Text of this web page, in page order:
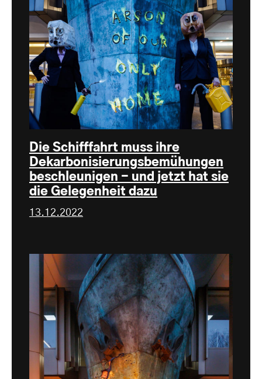
Die Schifffahrt muss ihre
Dekarbonisierungsbemühungen
beschleunigen - und jetzt hat sie
die Gelegenheit dazu
13.12.2022